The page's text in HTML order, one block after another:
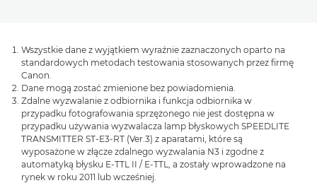
Wszystkie dane z wyjątkiem wyraźnie zaznaczonych oparto na
standardowych metodach testowania stosowanych przez firmę
Canon.
Dane mogą zostać zmienione bez powiadomienia.
Zdalne wyzwalanie z odbiornika i funkcja odbiornika w
przypadku fotografowania sprzężonego nie jest dostępna w
przypadku używania wyzwalacza lamp błyskowych SPEEDLITE
TRANSMITTER ST-E3-RT (Ver.3) z aparatami, które są
wyposażone w złącze zdalnego wyzwalania N3 i zgodne z
automatyką błysku E-TTL II / E-TTL, a zostały wprowadzone na
rynek w roku 2011 lub wcześniej.